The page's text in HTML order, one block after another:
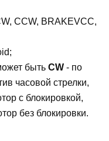
CCW, BRAKEVCC,
быть CW - по
часовой стрелки,
с блокировкой,
без блокировки.